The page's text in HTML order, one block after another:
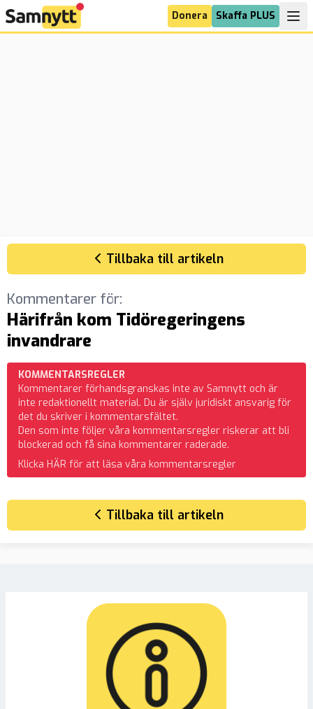
Donera Skaffa PLUS
Tillbaka till artikeln
Kommentarer för:
Härifrån kom Tidöregeringens
invandrare
KOMMENTARSREGLER
Kommentarer förhandsgranskas inte av Samnytt och är
inte redaktionellt material. Du är själv juridiskt ansvarig för
det du skriver i kommentarsfältet.
Den som inte följer våra kommentarsregler riskerar att bli
blockerad och få sina kommentarer raderade.
Klicka HÄR för att läsa våra kommentarsregler
Tillbaka till artikeln